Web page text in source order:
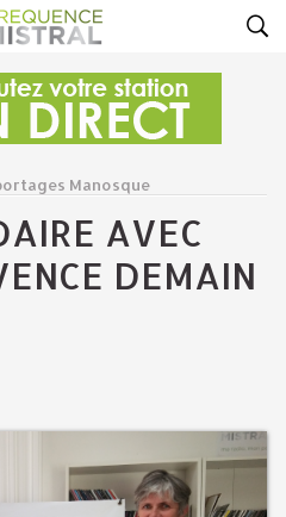
Manosque
AVEC
DEMAIN